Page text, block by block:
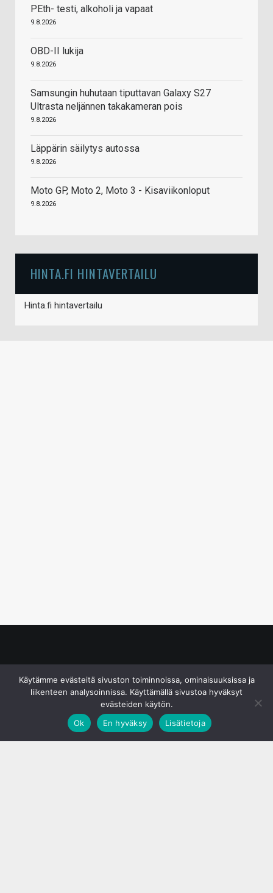
PEth- testi, alkoholi ja vapaat
9.8.2026
OBD-II lukija
9.8.2026
Samsungin huhutaan tiputtavan Galaxy S27
Ultrasta neljännen takakameran pois
9.8.2026
Läppärin säilytys autossa
9.8.2026
Moto GP, Moto 2, Moto 3 - Kisaviikonloput
9.8.2026
HINTA.FI HINTAVERTAILU
Hinta.fi hintavertailu
Käytämme evästeitä sivuston toiminnoissa, ominaisuuksissa ja
liikenteen analysoinnissa. Käyttämällä sivustoa hyväksyt
evästeiden käytön.
Ok
En hyväksy Lisätietoja